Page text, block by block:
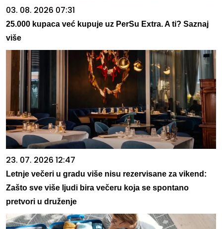
03. 08. 2026 07:31
25.000 kupaca već kupuje uz PerSu Extra. A ti? Saznaj
više
23. 07. 2026 12:47
Letnje večeri u gradu više nisu rezervisane za vikend:
Zašto sve više ljudi bira večeru koja se spontano
pretvori u druženje